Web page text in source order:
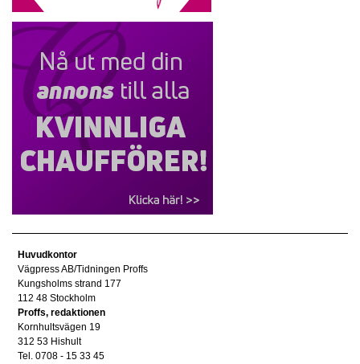
Huvudkontor
Vägpress AB/Tidningen Proffs
Kungsholms strand 177
112 48 Stockholm
Proffs, redaktionen
Kornhultsvägen 19
312 53 Hishult
Tel. 0708 - 15 33 45